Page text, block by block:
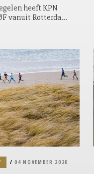
heeft KPN
vanuit Rotterdam
doorgaan.
04 NOVEMBER 2020